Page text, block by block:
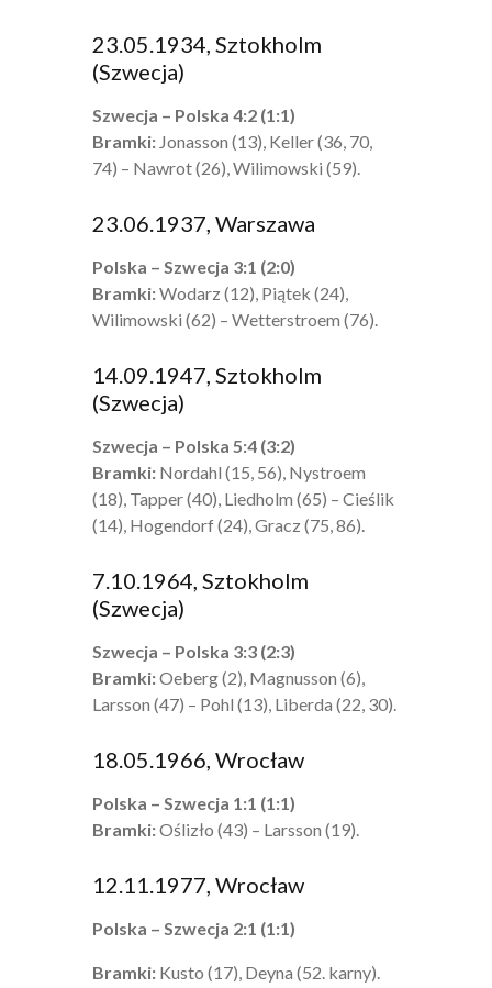
23.05.1934, Sztokholm
(Szwecja)
Szwecja – Polska 4:2 (1:1)
Bramki: Jonasson (13), Keller (36, 70,
74) – Nawrot (26), Wilimowski (59).
23.06.1937, Warszawa
Polska – Szwecja 3:1 (2:0)
Bramki:Wodarz (12), Piątek (24),
Wilimowski (62) – Wetterstroem (76).
14.09.1947, Sztokholm
(Szwecja)
Szwecja – Polska 5:4 (3:2)
Bramki: Nordahl (15, 56), Nystroem
(18), Tapper (40), Liedholm (65) – Cieślik
(14), Hogendorf (24), Gracz (75, 86).
7.10.1964, Sztokholm
(Szwecja)
Szwecja – Polska 3:3 (2:3)
Bramki:Oeberg (2), Magnusson (6),
Larsson (47) – Pohl (13), Liberda (22, 30).
18.05.1966, Wrocław
Polska – Szwecja 1:1 (1:1)
Bramki:Oślizło (43) – Larsson (19).
12.11.1977, Wrocław
Polska – Szwecja 2:1 (1:1)
Bramki: Kusto (17), Deyna (52. karny).